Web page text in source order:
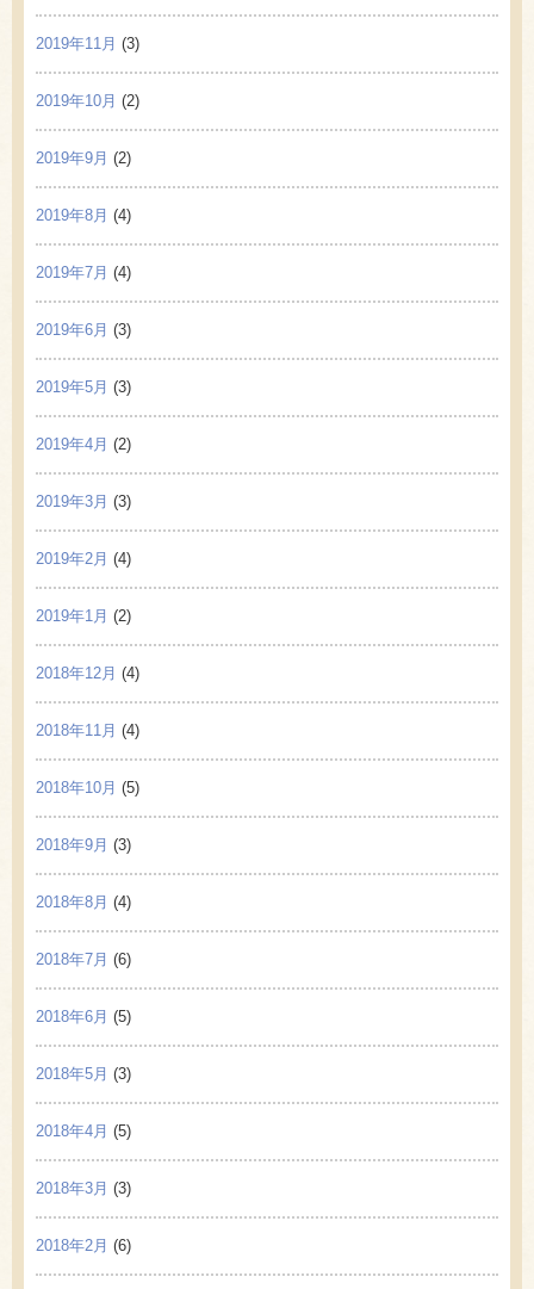
2019年11月 (3)
2019年10月 (2)
2019年9月 (2)
2019年8月 (4)
2019年7月 (4)
2019年6月 (3)
2019年5月 (3)
2019年4月 (2)
2019年3月 (3)
2019年2月 (4)
2019年1月 (2)
2018年12月 (4)
2018年11月 (4)
2018年10月 (5)
2018年9月 (3)
2018年8月 (4)
2018年7月 (6)
2018年6月 (5)
2018年5月 (3)
2018年4月 (5)
2018年3月 (3)
2018年2月 (6)